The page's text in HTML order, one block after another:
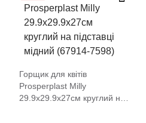
Горщик для квітів
Prosperplast Milly
29.9х29.9х27см круглий на